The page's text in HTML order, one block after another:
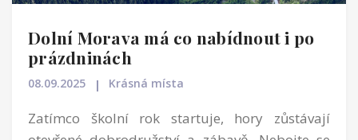
Dolní Morava má co nabídnout i po
prázdninách
08.09.2025 Krásná místa
Zatímco školní rok startuje, hory zůstávají